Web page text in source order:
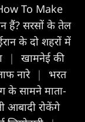
To Make
हैं? सरसों के तेल
के दो शहरों में
|
खामनेई की
नारे |
भरत
के सामने माता-
आबादी रोकेंगे